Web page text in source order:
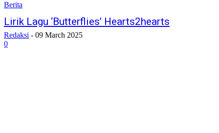
Berita
Lirik Lagu ‘Butterflies’ Hearts2hearts
Redaksi - 09 March 2025
0